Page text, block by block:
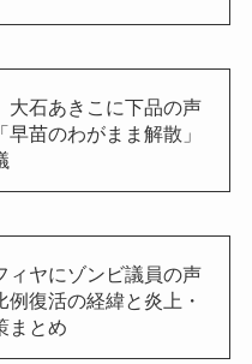
大石あきこに下品の声
早苗のわがまま解散」
ィヤにゾンビ議員の声
例復活の経緯と炎上・
まとめ